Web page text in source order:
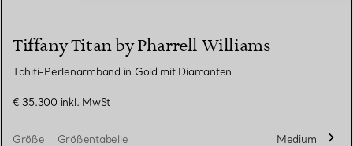
Tiffany Titan by Pharrell Williams
Tahiti-Perlenarmband in Gold mit Diamanten
€ 35.300 inkl. MwSt
Größe Größentabelle Medium